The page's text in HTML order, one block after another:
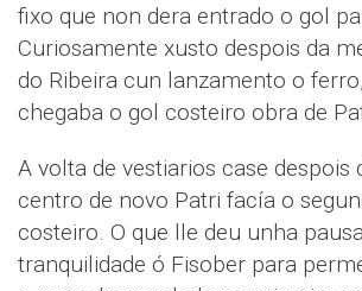
fixo que non dera entrado o gol
Curiosamente xusto despois da
do Ribeira cun lanzamento o
chegaba o gol costeiro obra de
A volta de vestiarios case despois
centro de novo Patri facía o
costeiro. O que lle deu unha
tranquilidade ó Fisober para